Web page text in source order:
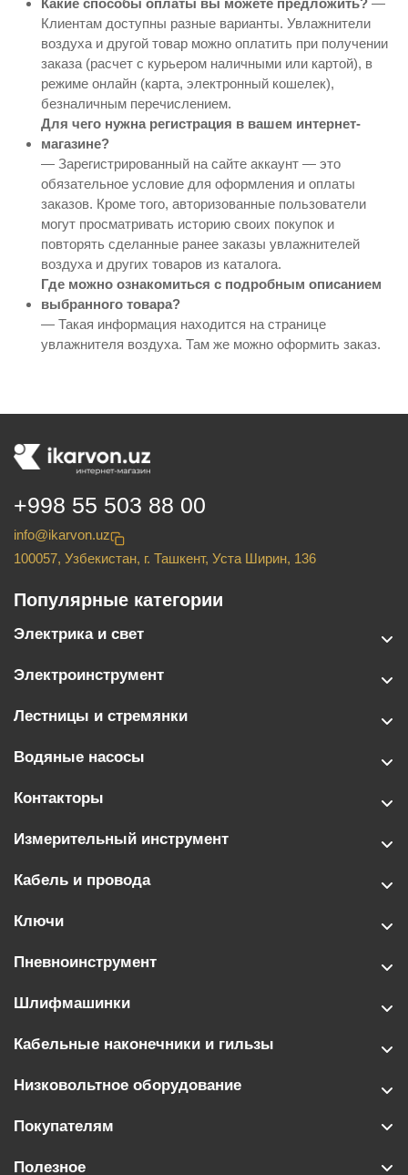
Какие способы оплаты вы можете предложить? —
Клиентам доступны разные варианты. Увлажнители
воздуха и другой товар можно оплатить при получении
заказа (расчет с курьером наличными или картой), в
режиме онлайн (карта, электронный кошелек),
безналичным перечислением.
Для чего нужна регистрация в вашем интернет-
магазине?
— Зарегистрированный на сайте аккаунт — это
обязательное условие для оформления и оплаты
заказов. Кроме того, авторизованные пользователи
могут просматривать историю своих покупок и
повторять сделанные ранее заказы увлажнителей
воздуха и других товаров из каталога.
Где можно ознакомиться с подробным описанием
выбранного товара?
— Такая информация находится на странице
увлажнителя воздуха. Там же можно оформить заказ.
+998 55 503 88 00
info@ikarvon.uz
100057, Узбекистан, г. Ташкент, Уста Ширин, 136
Популярные категории
Электрика и свет
Электроинструмент
Лестницы и стремянки
Водяные насосы
Контакторы
Измерительный инструмент
Кабель и провода
Ключи
Пневноинструмент
Шлифмашинки
Кабельные наконечники и гильзы
Низковольтное оборудование
Покупателям
Полезное